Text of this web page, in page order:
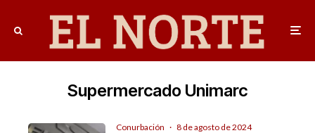
Supermercado Unimarc
Conurbación · 8 de agosto de 2024